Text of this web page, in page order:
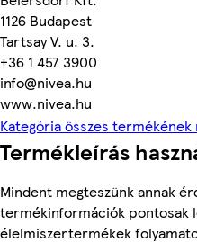
1126 Budapest
Tartsay V. u. 3.
+36 1 457 3900
info@nivea.hu
www.nivea.hu
Kategória összes
Termékleírás
Mindent megteszünk annak
termékinformációk pontosak
élelmiszertermékek